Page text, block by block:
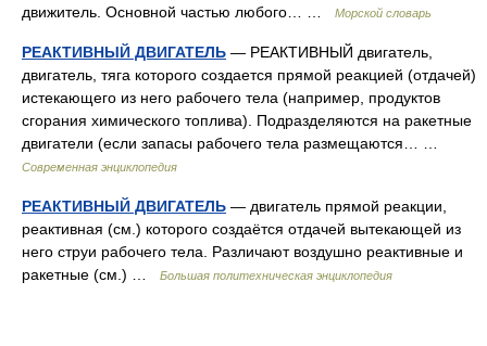
движитель. Основной частью любого… …
Морской словарь
РЕАКТИВНЫЙ ДВИГАТЕЛЬ — РЕАКТИВНЫЙ двигатель,
двигатель, тяга которого создается прямой реакцией (отдачей)
истекающего из него рабочего тела (например, продуктов
сгорания химического топлива). Подразделяются на ракетные
двигатели (если запасы рабочего тела размещаются… …
Современная энциклопедия
РЕАКТИВНЫЙ ДВИГАТЕЛЬ — двигатель прямой реакции,
реактивная (см.) которого создаётся отдачей вытекающей из
него струи рабочего тела. Различают воздушно реактивные и
ракетные (см.) …
Большая политехническая энциклопедия